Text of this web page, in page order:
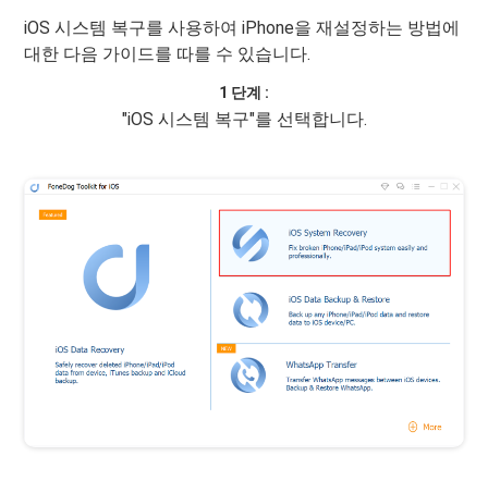
iOS 시스템 복구를 사용하여 iPhone을 재설정하는 방법에
대한 다음 가이드를 따를 수 있습니다.
1 단계 :
"iOS 시스템 복구"를 선택합니다.